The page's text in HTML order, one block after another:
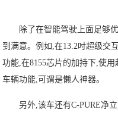
除了在智能驾驶上面足够
到满意。例如,在13.2吋超级交
功能,在8155芯片的加持下,使
车辆功能,可谓是懒人神器。
另外,该车还有C-PURE净